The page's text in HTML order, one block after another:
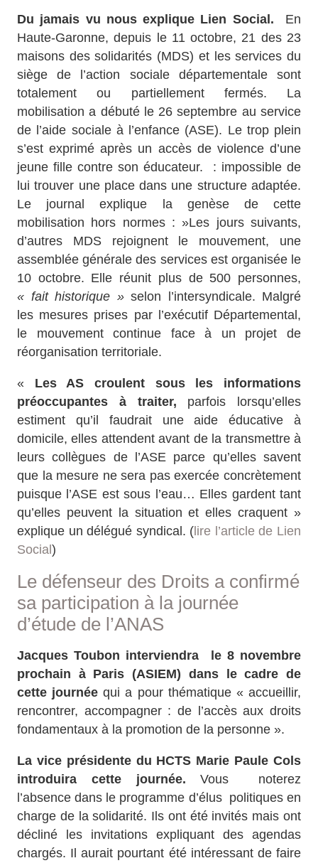
Du jamais vu nous explique Lien Social.
En
Haute-Garonne, depuis le 11 octobre, 21 des 23
maisons des solidarités (MDS) et les services du
siège de l’action sociale départementale sont
totalement ou partiellement fermés. La
mobilisation a débuté le 26 septembre au service
de l’aide sociale à l’enfance (ASE). Le trop plein
s’est exprimé après un accès de violence d’une
jeune fille contre son éducateur. : impossible de
lui trouver une place dans une structure adaptée.
Le journal explique la genèse de cette
mobilisation hors normes : »Les jours suivants,
d’autres MDS rejoignent le mouvement, une
assemblée générale des services est organisée le
10 octobre. Elle réunit plus de 500 personnes,
« fait historique »selon l’intersyndicale. Malgré
les mesures prises par l’exécutif Départemental,
le mouvement continue face à un projet de
réorganisation territoriale.
« Les AS croulent sous les informations
préoccupantes à traiter, parfois lorsqu’elles
estiment qu’il faudrait une aide éducative à
domicile, elles attendent avant de la transmettre à
leurs collègues de l’ASE parce qu’elles savent
que la mesure ne sera pas exercée concrètement
puisque l’ASE est sous l’eau… Elles gardent tant
qu’elles peuvent la situation et elles craquent »
explique un délégué syndical. (lire l’article de Lien
Social)
Le défenseur des Droits a confirmé
sa participation à la journée
d’étude de l’ANAS
Jacques Toubon interviendra le 8 novembre
prochain à Paris (ASIEM) dans le cadre de
cette journée qui a pour thématique « accueillir,
rencontrer, accompagner : de l’accès aux droits
fondamentaux à la promotion de la personne ».
La vice présidente du HCTS Marie Paule Cols
introduira cette journée. Vous noterez
l’absence dans le programme d’élus politiques en
charge de la solidarité. Ils ont été invités mais ont
décliné les invitations expliquant des agendas
chargés. Il aurait pourtant été intéressant de faire